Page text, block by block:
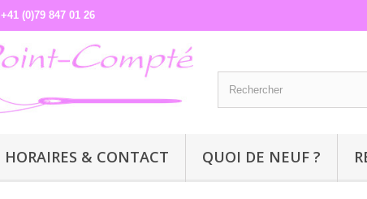
+41 (0)79 847 01 26
HORAIRES & CONTACT QUOI DE NEUF ?